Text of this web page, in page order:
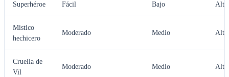
Superhéroe Fácil Bajo Alta
Místico
hechicero
Moderado Medio Alta
Cruella de
Vil
Moderado Medio Alta